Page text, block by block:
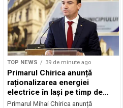
TOP NEWS 39 de minute ago
Primarul Chirica anunță
raționalizarea energiei
electrice în Iași pe timp de
noapte
Primarul Mihai Chirica anunță